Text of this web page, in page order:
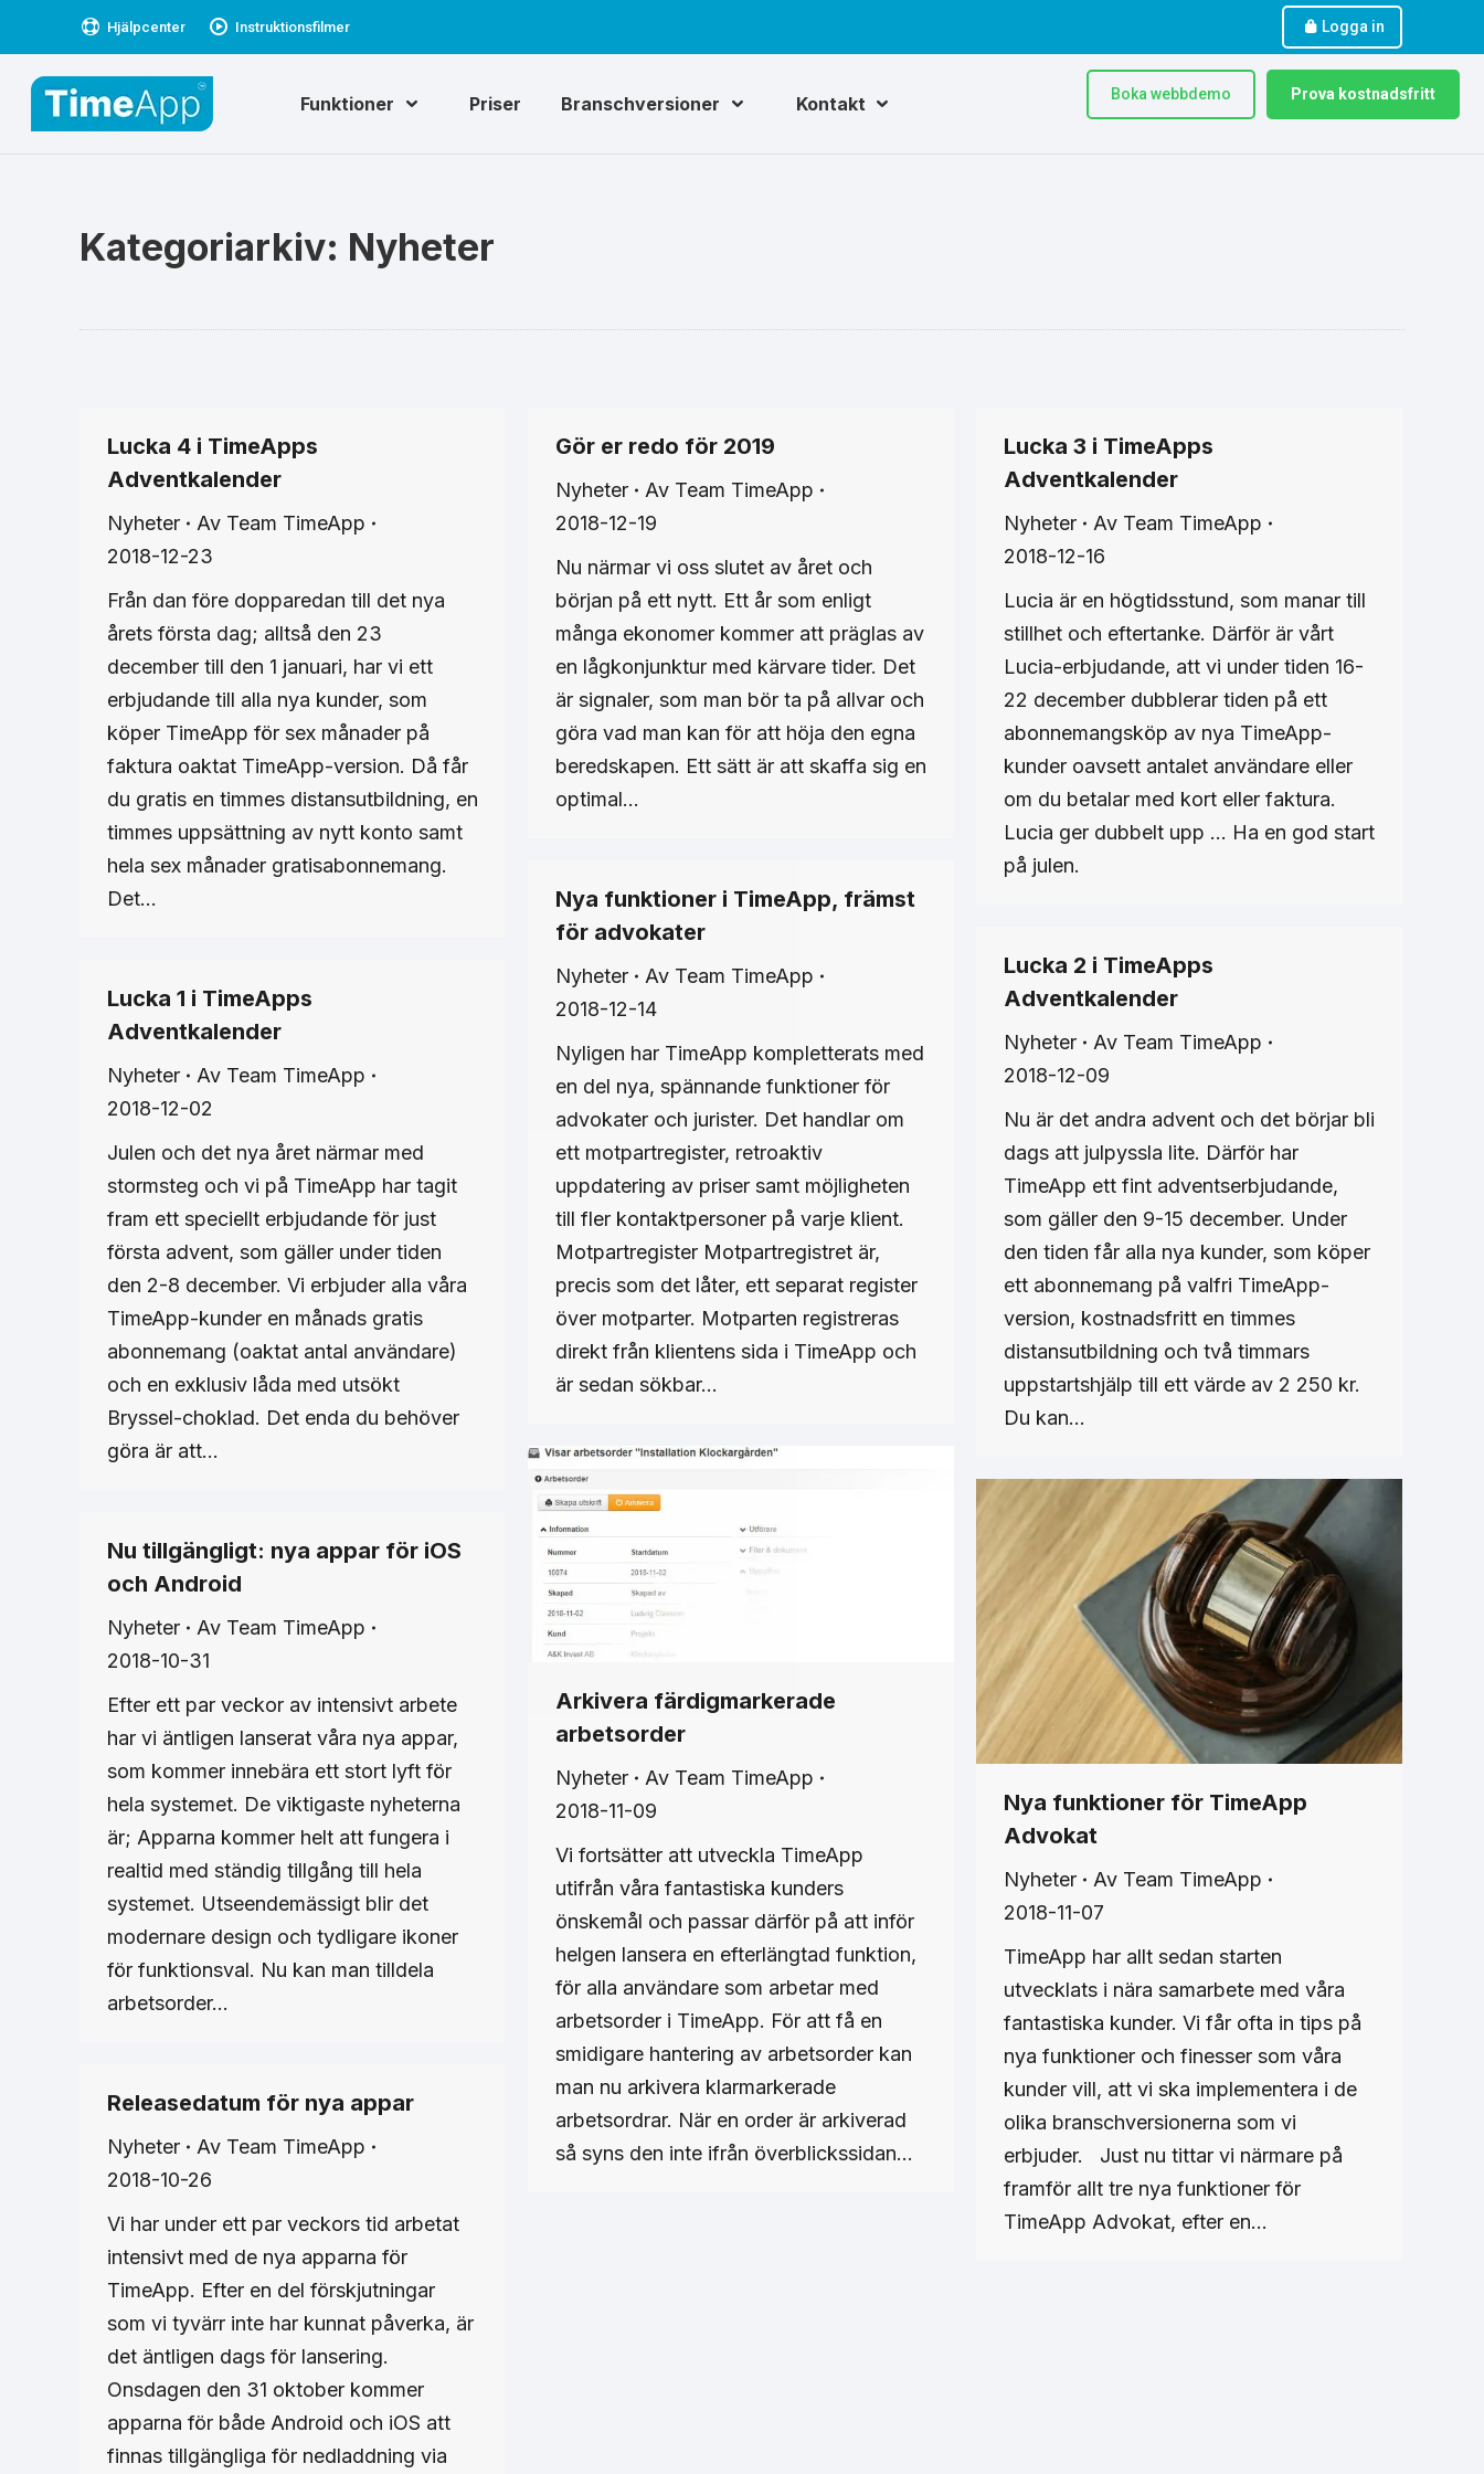
Hjälpcenter Instruktionsfilmer Logga in
Funktioner Priser Branschversioner Kontakt Boka webbdemo Prova kostnadsfritt
Kategoriarkiv: Nyheter
Lucka 4 i TimeApps
Adventkalender
Nyheter Av Team TimeApp
2018-12-23
Från dan före dopparedan till det nya
årets första dag; alltså den 23
december till den 1 januari, har vi ett
erbjudande till alla nya kunder, som
köper TimeApp för sex månader på
faktura oaktat TimeApp-version. Då får
du gratis en timmes distansutbildning, en
timmes uppsättning av nytt konto samt
hela sex månader gratisabonnemang.
Det…
Gör er redo för 2019
Nyheter Av Team TimeApp
2018-12-19
Nu närmar vi oss slutet av året och
början på ett nytt. Ett år som enligt
många ekonomer kommer att präglas av
en lågkonjunktur med kärvare tider. Det
är signaler, som man bör ta på allvar och
göra vad man kan för att höja den egna
beredskapen. Ett sätt är att skaffa sig en
optimal…
Lucka 3 i TimeApps
Adventkalender
Nyheter Av Team TimeApp
2018-12-16
Lucia är en högtidsstund, som manar till
stillhet och eftertanke. Därför är vårt
Lucia-erbjudande, att vi under tiden 16-
22 december dubblerar tiden på ett
abonnemangsköp av nya TimeApp-
kunder oavsett antalet användare eller
om du betalar med kort eller faktura.
Lucia ger dubbelt upp … Ha en god start
på julen.
Nya funktioner i TimeApp, främst
för advokater
Nyheter Av Team TimeApp
2018-12-14
Nyligen har TimeApp kompletterats med
en del nya, spännande funktioner för
advokater och jurister. Det handlar om
ett motpartregister, retroaktiv
uppdatering av priser samt möjligheten
till fler kontaktpersoner på varje klient.
Motpartregister Motpartregistret är,
precis som det låter, ett separat register
över motparter. Motparten registreras
direkt från klientens sida i TimeApp och
är sedan sökbar…
Lucka 2 i TimeApps
Adventkalender
Nyheter Av Team TimeApp
2018-12-09
Nu är det andra advent och det börjar bli
dags att julpyssla lite. Därför har
TimeApp ett fint adventserbjudande,
som gäller den 9-15 december. Under
den tiden får alla nya kunder, som köper
ett abonnemang på valfri TimeApp-
version, kostnadsfritt en timmes
distansutbildning och två timmars
uppstartshjälp till ett värde av 2 250 kr.
Du kan…
Lucka 1 i TimeApps
Adventkalender
Nyheter Av Team TimeApp
2018-12-02
Julen och det nya året närmar med
stormsteg och vi på TimeApp har tagit
fram ett speciellt erbjudande för just
första advent, som gäller under tiden
den 2-8 december. Vi erbjuder alla våra
TimeApp-kunder en månads gratis
abonnemang (oaktat antal användare)
och en exklusiv låda med utsökt
Bryssel-choklad. Det enda du behöver
göra är att…
Arkivera färdigmarkerade
arbetsorder
Nyheter Av Team TimeApp
2018-11-09
Vi fortsätter att utveckla TimeApp
utifrån våra fantastiska kunders
önskemål och passar därför på att inför
helgen lansera en efterlängtad funktion,
för alla användare som arbetar med
arbetsorder i TimeApp. För att få en
smidigare hantering av arbetsorder kan
man nu arkivera klarmarkerade
arbetsordrar. När en order är arkiverad
så syns den inte ifrån överblickssidan…
Nya funktioner för TimeApp
Advokat
Nyheter Av Team TimeApp
2018-11-07
TimeApp har allt sedan starten
utvecklats i nära samarbete med våra
fantastiska kunder. Vi får ofta in tips på
nya funktioner och finesser som våra
kunder vill, att vi ska implementera i de
olika branschversionerna som vi
erbjuder. Just nu tittar vi närmare på
framför allt tre nya funktioner för
TimeApp Advokat, efter en…
Nu tillgängligt: nya appar för iOS
och Android
Nyheter Av Team TimeApp
2018-10-31
Efter ett par veckor av intensivt arbete
har vi äntligen lanserat våra nya appar,
som kommer innebära ett stort lyft för
hela systemet. De viktigaste nyheterna
är; Apparna kommer helt att fungera i
realtid med ständig tillgång till hela
systemet. Utseendemässigt blir det
modernare design och tydligare ikoner
för funktionsval. Nu kan man tilldela
arbetsorder…
Releasedatum för nya appar
Nyheter Av Team TimeApp
2018-10-26
Vi har under ett par veckors tid arbetat
intensivt med de nya apparna för
TimeApp. Efter en del förskjutningar
som vi tyvärr inte har kunnat påverka, är
det äntligen dags för lansering.
Onsdagen den 31 oktober kommer
apparna för både Android och iOS att
finnas tillgängliga för nedladdning via